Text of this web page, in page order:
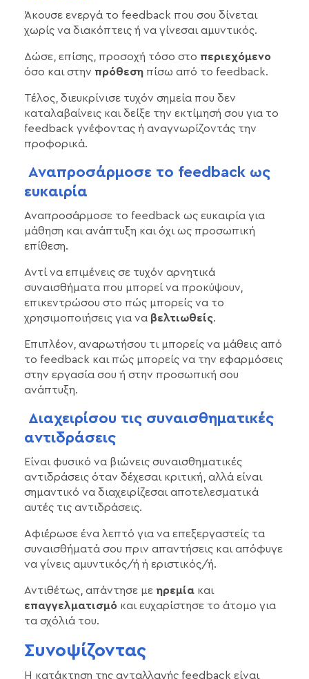
Άκουσε ενεργά το feedback που σου δίνεται
χωρίς να διακόπτεις ή να γίνεσαι αμυντικός.
Δώσε, επίσης, προσοχή τόσο στο περιεχόμενο
όσο και στην πρόθεση πίσω από το feedback.
Τέλος, διευκρίνισε τυχόν σημεία που δεν
καταλαβαίνεις και δείξε την εκτίμησή σου για το
feedback γνέφοντας ή αναγνωρίζοντάς την
προφορικά.
Αναπροσάρμοσε το feedback ως
ευκαιρία
Αναπροσάρμοσε το feedback ως ευκαιρία για
μάθηση και ανάπτυξη και όχι ως προσωπική
επίθεση.
Αντί να επιμένεις σε τυχόν αρνητικά
συναισθήματα που μπορεί να προκύψουν,
επικεντρώσου στο πώς μπορείς να το
χρησιμοποιήσεις για να βελτιωθείς.
Επιπλέον, αναρωτήσου τι μπορείς να μάθεις από
το feedback και πώς μπορείς να την εφαρμόσεις
στην εργασία σου ή στην προσωπική σου
ανάπτυξη.
Διαχειρίσου τις συναισθηματικές
αντιδράσεις
Είναι φυσικό να βιώνεις συναισθηματικές
αντιδράσεις όταν δέχεσαι κριτική, αλλά είναι
σημαντικό να διαχειρίζεσαι αποτελεσματικά
αυτές τις αντιδράσεις.
Αφιέρωσε ένα λεπτό για να επεξεργαστείς τα
συναισθήματά σου πριν απαντήσεις και απόφυγε
να γίνεις αμυντικός/ή ή εριστικός/ή.
Αντιθέτως, απάντησε με ηρεμία και
επαγγελματισμό και ευχαρίστησε το άτομο για
τα σχόλιά του.
Συνοψίζοντας
Η κατάκτηση της ανταλλαγής feedback είναι